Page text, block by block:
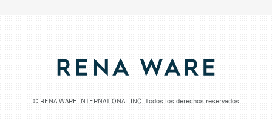
© RENA WARE INTERNATIONAL INC. Todos los derechos reservados